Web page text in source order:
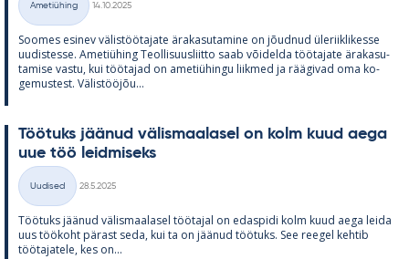
Kategooriad
Ametiühing
14.10.2025
Soo­mes esi­nev vä­lis­töö­ta­jate ära­ka­su­ta­mine on jõud­nud üle­riikli­kesse
uu­dis­tesse. Ame­tiü­hing Teol­li­suus­liitto saab või­delda töö­ta­jate ära­ka­su­
ta­mise vastu, kui töö­ta­jad on ame­tiü­hingu liik­med ja rää­gi­vad oma ko­
ge­mus­test. Vä­lis­tööjõu...
Töö­tuks jää­nud vä­lis­maa­la­sel on kolm kuud aega
uue töö leid­mi­seks
Kategooriad
Uudised
28.5.2025
Töö­tuks jää­nud vä­lis­maa­la­sel töö­ta­jal on edas­pidi kolm kuud aega leida
uus töö­koht pä­rast seda, kui ta on jää­nud töö­tuks. See ree­gel keh­tib
töö­ta­ja­tele, kes on...